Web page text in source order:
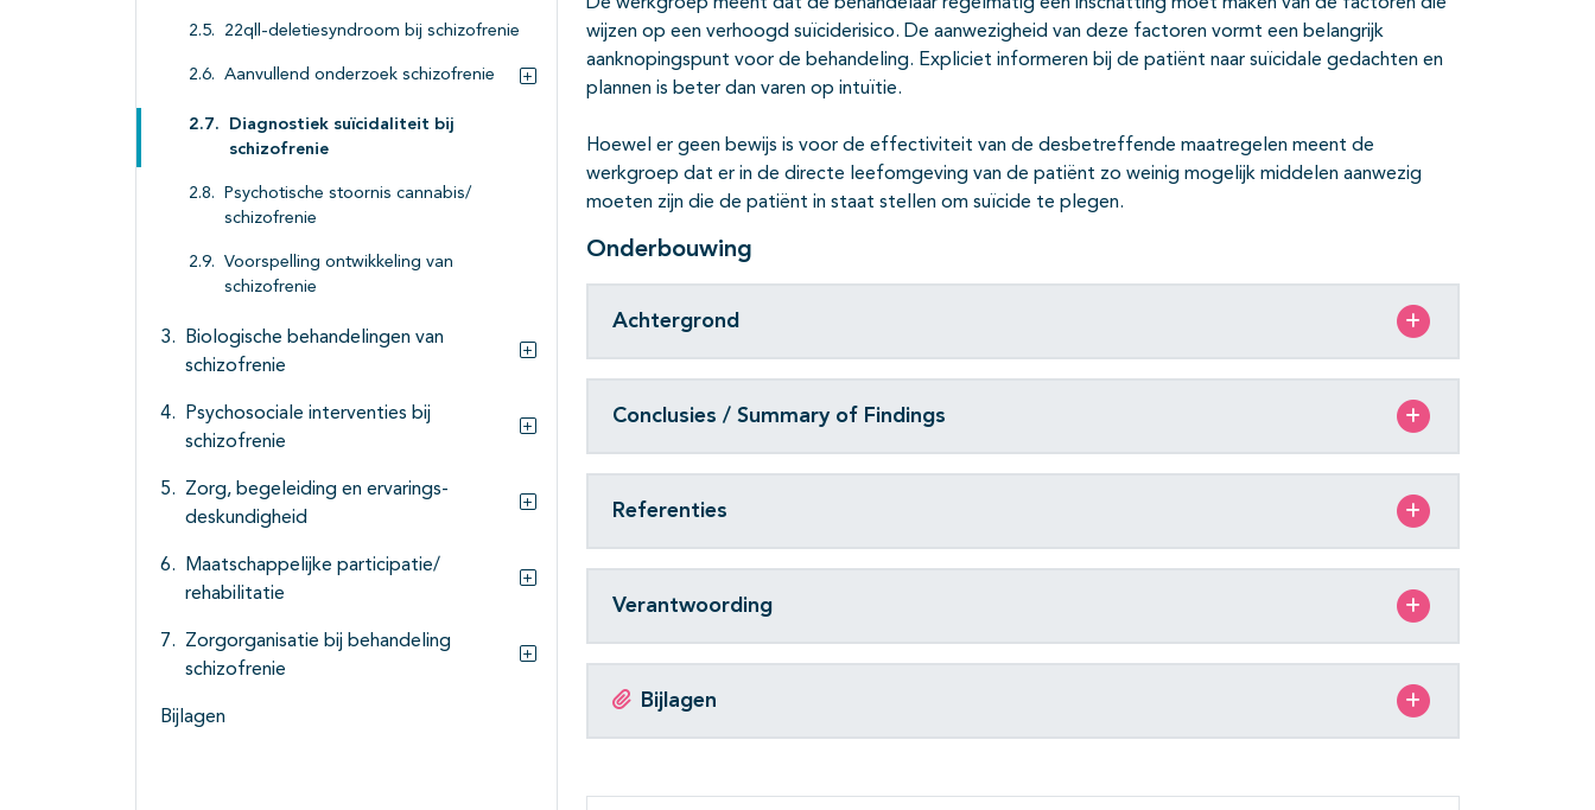
22qll-deletiesyndroom bij schizofrenie
Aanvullend onderzoek schizofrenie
Diagnostiek suïcidaliteit bij
schizofrenie
Psychotische stoornis cannabis/
schizofrenie
Voorspelling ontwikkeling van
schizofrenie
Biologische behandelingen van
schizofrenie
Subpagina's open- en dichtklappen
Psychosociale interventies bij
schizofrenie
Subpagina's open- en dichtklappen
Zorg, begeleiding en ervarings-
deskundigheid
Maatschappelijke participatie/
rehabilitatie
Subpagina's open- en dichtklappen
Zorgorganisatie bij behandeling
schizofrenie
Bijlagen
De werkgroep meent dat de behandelaar regelmatig een inschatting moet maken van de factoren die
wijzen op een verhoogd suïciderisico. De aanwezigheid van deze factoren vormt een belangrijk
aanknopingspunt voor de behandeling. Expliciet informeren bij de patiënt naar suïcidale gedachten en
plannen is beter dan varen op intuïtie.
Hoewel er geen bewijs is voor de effectiviteit van de desbetreffende maat­regelen meent de
werkgroep dat er in de directe leefomgeving van de patiënt zo weinig mogelijk middelen aanwezig
moeten zijn die de patiënt in staat stellen om suïcide te plegen.
Onderbouwing
Achtergrond
Conclusies / Summary of Findings
Referenties
Verantwoording
Bijlagen